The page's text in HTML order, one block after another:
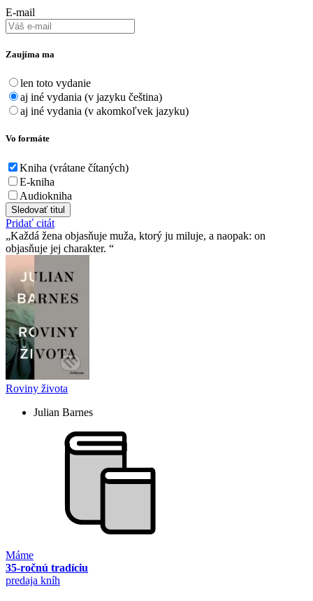
E-mail
Zaujíma ma
len toto vydanie
aj iné vydania (v jazyku čeština)
aj iné vydania (v akomkoľvek jazyku)
Vo formáte
Kniha (vrátane čítaných)
E-kniha
Audiokniha
Sledovať titul
Pridať citát
Každá žena objasňuje muža, ktorý ju miluje, a naopak: on
objasňuje jej charakter.
Roviny života
Julian Barnes
Máme
35-ročnú tradíciu
predaja kníh